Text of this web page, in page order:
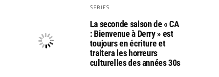
SERIES
La seconde saison de « CA
: Bienvenue à Derry » est
toujours en écriture et
traitera les horreurs
culturelles des années 30s